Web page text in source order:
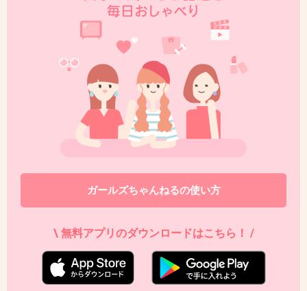
ガールズちゃんねるの使い方
\ 無料アプリのダウンロードはこちら！ /